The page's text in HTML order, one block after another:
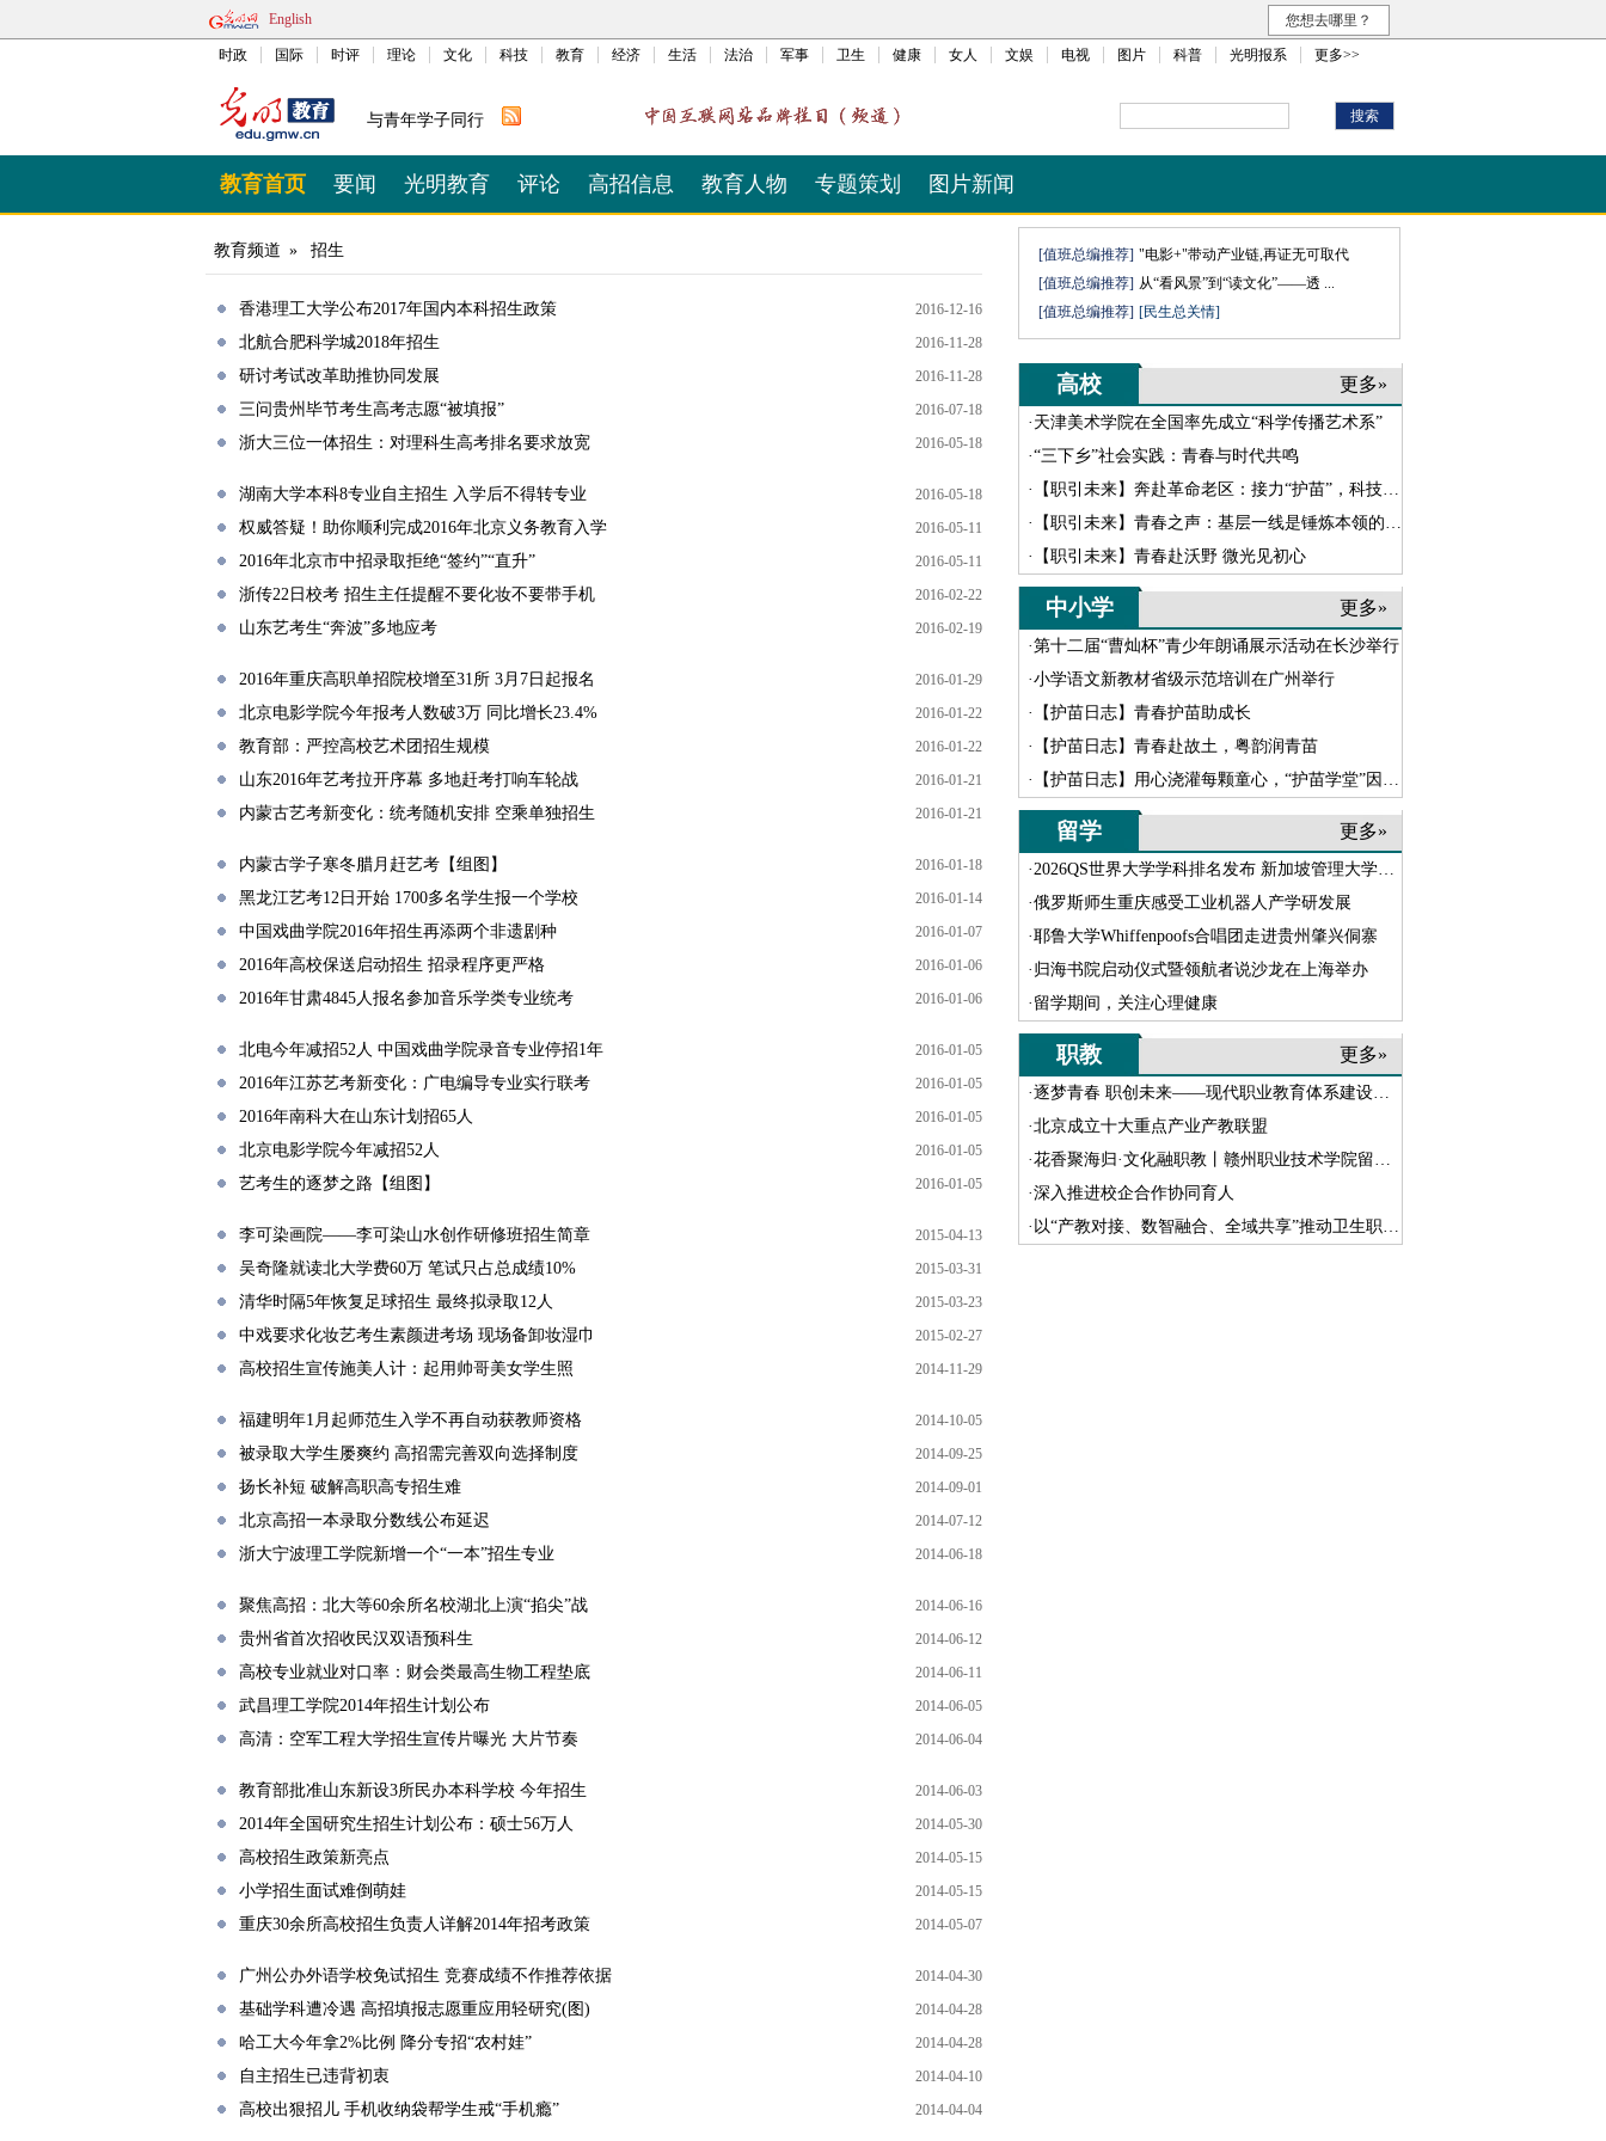
English 您想去哪里？
时政 国际 时评 理论 文化 科技 教育 经济 生活 法治 军事 卫生 健康 女人 文娱 电视 图片 科普 光明报系 更多>>
与青年学子同行
教育首页 要闻 光明教育 评论 高招信息 教育人物 专题策划 图片新闻
教育频道 » 招生
香港理工大学公布2017年国内本科招生政策 2016-12-16
北航合肥科学城2018年招生 2016-11-28
研讨考试改革助推协同发展 2016-11-28
三问贵州毕节考生高考志愿“被填报” 2016-07-18
浙大三位一体招生：对理科生高考排名要求放宽 2016-05-18
湖南大学本科8专业自主招生 入学后不得转专业 2016-05-18
权威答疑！助你顺利完成2016年北京义务教育入学 2016-05-11
2016年北京市中招录取拒绝“签约”“直升” 2016-05-11
浙传22日校考 招生主任提醒不要化妆不要带手机 2016-02-22
山东艺考生“奔波”多地应考 2016-02-19
2016年重庆高职单招院校增至31所 3月7日起报名 2016-01-29
北京电影学院今年报考人数破3万 同比增长23.4% 2016-01-22
教育部：严控高校艺术团招生规模 2016-01-22
山东2016年艺考拉开序幕 多地赶考打响车轮战 2016-01-21
内蒙古艺考新变化：统考随机安排 空乘单独招生 2016-01-21
内蒙古学子寒冬腊月赶艺考【组图】 2016-01-18
黑龙江艺考12日开始 1700多名学生报一个学校 2016-01-14
中国戏曲学院2016年招生再添两个非遗剧种 2016-01-07
2016年高校保送启动招生 招录程序更严格 2016-01-06
2016年甘肃4845人报名参加音乐学类专业统考 2016-01-06
北电今年减招52人 中国戏曲学院录音专业停招1年 2016-01-05
2016年江苏艺考新变化：广电编导专业实行联考 2016-01-05
2016年南科大在山东计划招65人 2016-01-05
北京电影学院今年减招52人 2016-01-05
艺考生的逐梦之路【组图】 2016-01-05
李可染画院——李可染山水创作研修班招生简章 2015-04-13
吴奇隆就读北大学费60万 笔试只占总成绩10% 2015-03-31
清华时隔5年恢复足球招生 最终拟录取12人 2015-03-23
中戏要求化妆艺考生素颜进考场 现场备卸妆湿巾 2015-02-27
高校招生宣传施美人计：起用帅哥美女学生照 2014-11-29
福建明年1月起师范生入学不再自动获教师资格 2014-10-05
被录取大学生屡爽约 高招需完善双向选择制度 2014-09-25
扬长补短 破解高职高专招生难 2014-09-01
北京高招一本录取分数线公布延迟 2014-07-12
浙大宁波理工学院新增一个“一本”招生专业 2014-06-18
聚焦高招：北大等60余所名校湖北上演“掐尖”战 2014-06-16
贵州省首次招收民汉双语预科生 2014-06-12
高校专业就业对口率：财会类最高生物工程垫底 2014-06-11
武昌理工学院2014年招生计划公布 2014-06-05
高清：空军工程大学招生宣传片曝光 大片节奏 2014-06-04
教育部批准山东新设3所民办本科学校 今年招生 2014-06-03
2014年全国研究生招生计划公布：硕士56万人 2014-05-30
高校招生政策新亮点 2014-05-15
小学招生面试难倒萌娃 2014-05-15
重庆30余所高校招生负责人详解2014年招考政策 2014-05-07
广州公办外语学校免试招生 竞赛成绩不作推荐依据 2014-04-30
基础学科遭冷遇 高招填报志愿重应用轻研究(图) 2014-04-28
哈工大今年拿2%比例 降分专招“农村娃” 2014-04-28
自主招生已违背初衷 2014-04-10
高校出狠招儿 手机收纳袋帮学生戒“手机瘾” 2014-04-04
[值班总编推荐] "电影+"带动产业链,再证无可取代
[值班总编推荐] 从“看风景”到“读文化”——透 ...
[值班总编推荐] [民生总关情]
高校 更多»
· 天津美术学院在全国率先成立“科学传播艺术系”
·“三下乡”社会实践：青春与时代共鸣
·
【职引未来】奔赴革命老区：接力“护苗”，科技“助农”
·
【职引未来】青春之声：基层一线是锤炼本领的主场
·
【职引未来】青春赴沃野 微光见初心
中小学 更多»
·第十二届“曹灿杯”青少年朗诵展示活动在长沙举行
·小学语文新教材省级示范培训在广州举行
·
【护苗日志】青春护苗助成长
·
【护苗日志】青春赴故土，粤韵润青苗
·
【护苗日志】用心浇灌每颗童心，“护苗学堂”因坚守愈发温暖
留学 更多»
·2026QS世界大学学科排名发布 新加坡管理大学实力强劲跃升
·俄罗斯师生重庆感受工业机器人产学研发展
·耶鲁大学Whiffenpoofs合唱团走进贵州肇兴侗寨
· 归海书院启动仪式暨领航者说沙龙在上海举办
· 留学期间，关注心理健康
职教 更多»
·逐梦青春 职创未来——现代职业教育体系建设改革进行时
·北京成立十大重点产业产教联盟
·花香聚海归·文化融职教丨赣州职业技术学院留联会开展跨文化交流沙龙活动
·深入推进校企合作协同育人
· 以“产教对接、数智融合、全域共享”推动卫生职教数字化转型